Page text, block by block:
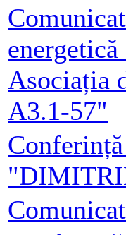
Asociația
A3.1-57"